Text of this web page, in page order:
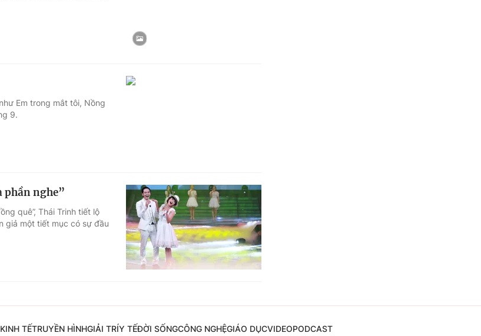
Em trong mắt tôi, Nồng
9.
phần nghe”
quê”, Thái Trinh tiết lộ
giả một tiết mục có sự đầu
KINH TẾTRUYỀN HÌNHGIẢI TRÍY TẾĐỜI SỐNGCÔNG NGHỆGIÁO DỤCVIDEOPODCAST